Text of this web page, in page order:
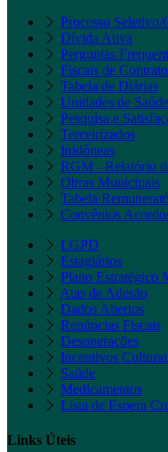
Processo Seletivo/
Dívida Ativa
Perguntas
Fiscais de
Tabela de Diárias
Unidades de Saúde
Pesquisa e
Terceirizados
Inidôneas
RGM - Relatório
Obras Municipais
Tabela
Convênios
LGPD
Estagiários
Plano Estratégico
Atas de Adesão
Dados Abertos
Renúncias Fiscais
Desonerações
Incentivos
Saúde
Medicamentos
Lista de Espera
Links Úteis